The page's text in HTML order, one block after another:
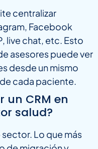
centralizar
Facebook
live chat, etc. Esto
asesores puede ver
desde un mismo
cada paciente.
un CRM en
salud?
Lo que más